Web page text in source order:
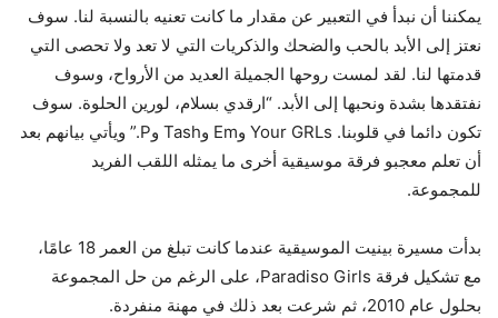
يمكننا أن نبدأ في التعبير عن مقدار ما كانت تعنيه بالنسبة لنا. سوف
نعتز إلى الأبد بالحب والضحك والذكريات التي لا تعد ولا تحصى التي
قدمتها لنا. لقد لمست روحها الجميلة العديد من الأرواح، وسوف
نفتقدها بشدة ونحبها إلى الأبد. “ارقدي بسلام، لورين الحلوة. سوف
تكون دائما في قلوبنا. Your GRLs وEm وTash وP.” ويأتي بيانهم بعد
أن تعلم معجبو فرقة موسيقية أخرى ما يمثله اللقب الفريد
للمجموعة.
بدأت مسيرة بينيت الموسيقية عندما كانت تبلغ من العمر 18 عامًا،
مع تشكيل فرقة Paradiso Girls، على الرغم من حل المجموعة
بحلول عام 2010، ثم شرعت بعد ذلك في مهنة منفردة.